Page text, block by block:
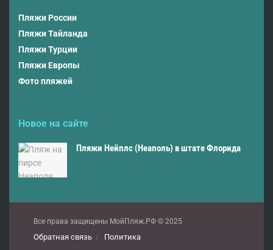
Пляжи России
Пляжи Тайланда
Пляжи Турции
Пляжи Европы
Фото пляжей
Новое на сайте
Пляжи Нейплс (Неаполь) в штате Флорида
Все права защищены МойПляж.РФ © 2025
Обратная связь Политика